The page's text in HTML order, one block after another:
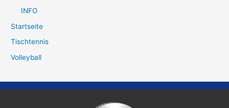
INFO
Startseite
Tischtennis
Volleyball